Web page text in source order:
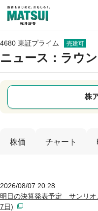
4680 東証プライム 売建可
ニュース ：ラウ
株
株価 チャート
2026/08/07 20:28
明日の決算発表予定 サンリオ
7日)